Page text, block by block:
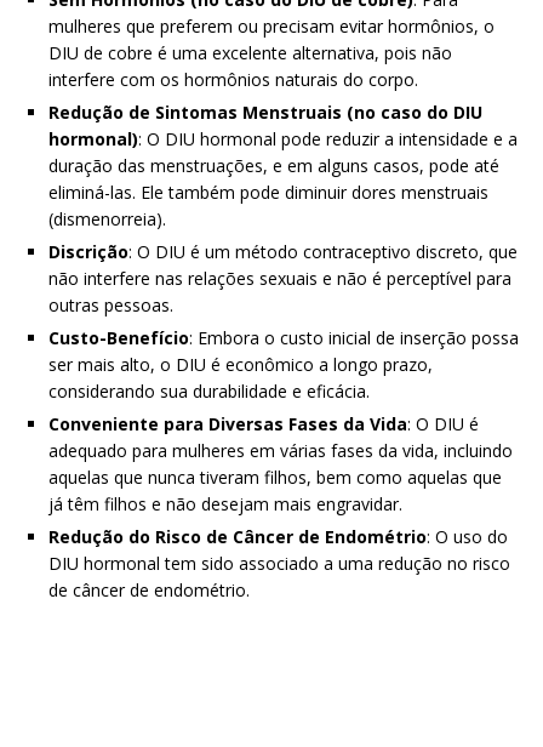
mulheres que preferem ou precisam evitar hormônios, o
DIU de cobre é uma excelente alternativa, pois não
interfere com os hormônios naturais do corpo.
Redução de Sintomas Menstruais (no caso do DIU
hormonal): O DIU hormonal pode reduzir a intensidade e a
duração das menstruações, e em alguns casos, pode até
eliminá-las. Ele também pode diminuir dores menstruais
(dismenorreia).
Discrição: O DIU é um método contraceptivo discreto, que
não interfere nas relações sexuais e não é perceptível para
outras pessoas.
Custo-Benefício: Embora o custo inicial de inserção possa
ser mais alto, o DIU é econômico a longo prazo,
considerando sua durabilidade e eficácia.
Conveniente para Diversas Fases da Vida: O DIU é
adequado para mulheres em várias fases da vida, incluindo
aquelas que nunca tiveram filhos, bem como aquelas que
já têm filhos e não desejam mais engravidar.
Redução do Risco de Câncer de Endométrio: O uso do
DIU hormonal tem sido associado a uma redução no risco
de câncer de endométrio.